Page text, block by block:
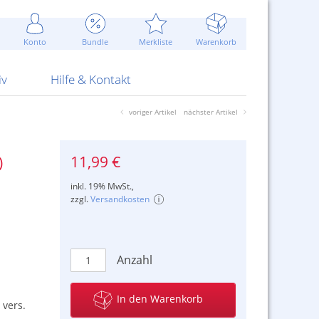
Konto Bundle Merkliste Warenkorb
Attrappen Blitzschnell...
Sommerpreise u.v.m.
ARS Pirotecnia
Hilfe & Kontakt
Kontaktformular
AGB
voriger Artikel nächster Artikel
11,99 €
inkl. 19% MwSt.,
zzgl.Versandkosten
Anzahl
In den Warenkorb